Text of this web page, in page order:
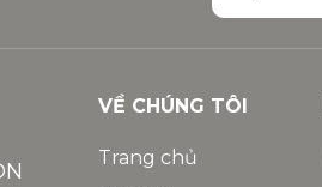
VỀ CHÚNG TÔI
Trang chủ